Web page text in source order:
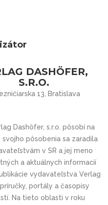
DASHÖFER,
S.R.O.
13, Bratislava
Dashöfer, s.r.o. pôsobí na
svojho pôsobenia sa zaradila
v SR a jej meno
a aktuálnych informacií
vydavateľstva Verlag
portály a časopisy
Na tieto oblasti v roku